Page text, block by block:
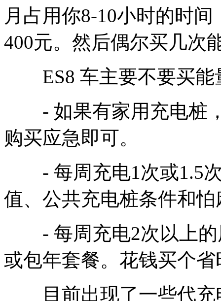
月占用你8-10小时的时
400元。然后偶尔买几次
ES8 车主要不要买能
- 如果有家用充电桩，
购买应急即可。
- 每周充电1次或1.5次
值、公共充电桩条件和
- 每周充电2次以上的
或包年套餐。花钱买个
目前出现了一些代充